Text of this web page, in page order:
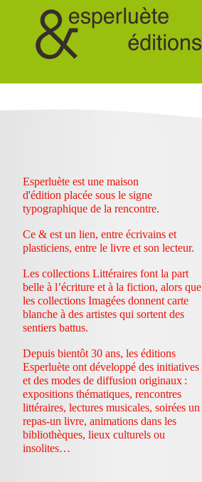
Esperluète est une maison
d'édition placée sous le signe
typographique de la rencontre.
Ce & est un lien, entre écrivains et
plasticiens, entre le livre et son lecteur.
Les collections Littéraires font la part
belle à l’écriture et à la fiction, alors que
les collections Imagées donnent carte
blanche à des artistes qui sortent des
sentiers battus.
Depuis bientôt 30 ans, les éditions
Esperluète ont développé des initiatives
et des modes de diffusion originaux :
expositions thématiques, rencontres
littéraires, lectures musicales, soirées un
repas-un livre, animations dans les
bibliothèques, lieux culturels ou
insolites…